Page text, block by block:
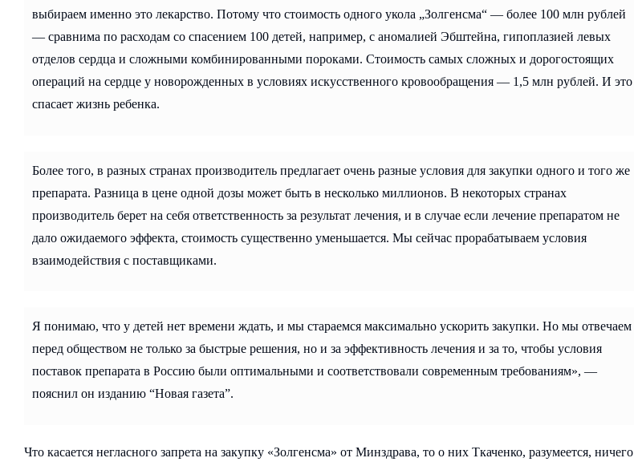
выбираем именно это лекарство. Потому что стоимость одного укола „Золгенсма“ — более 100 млн рублей
— сравнима по расходам со спасением 100 детей, например, с аномалией Эбштейна, гипоплазией левых
отделов сердца и сложными комбинированными пороками. Стоимость самых сложных и дорогостоящих
операций на сердце у новорожденных в условиях искусственного кровообращения — 1,5 млн рублей. И это
спасает жизнь ребенка.
Более того, в разных странах производитель предлагает очень разные условия для закупки одного и того же
препарата. Разница в цене одной дозы может быть в несколько миллионов. В некоторых странах
производитель берет на себя ответственность за результат лечения, и в случае если лечение препаратом не
дало ожидаемого эффекта, стоимость существенно уменьшается. Мы сейчас прорабатываем условия
взаимодействия с поставщиками.
Я понимаю, что у детей нет времени ждать, и мы стараемся максимально ускорить закупки. Но мы отвечаем
перед обществом не только за быстрые решения, но и за эффективность лечения и за то, чтобы условия
поставок препарата в Россию были оптимальными и соответствовали современным требованиям», —
пояснил он изданию “Новая газета”.
Что касается негласного запрета на закупку «Золгенсма» от Минздрава, то о них Ткаченко, разумеется, ничего